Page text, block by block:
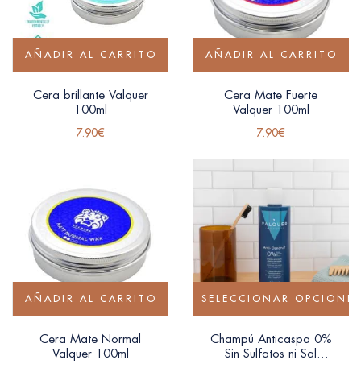
AÑADIR AL CARRITO
Cera brillante Valquer
100ml
7.90€
AÑADIR AL CARRITO
Cera Mate Fuerte
Valquer 100ml
7.90€
AÑADIR AL CARRITO
Cera Mate Normal
Valquer 100ml
SELECCIONAR OPCIONES
Champú Anticaspa 0%
Sin Sulfatos ni Sal